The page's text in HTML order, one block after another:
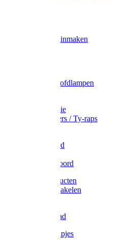
Wecken & inmaken
Zak- & Hoofdlampen
Tape en folie
Kabelbinders / Ty-raps
Metselkoord
Elastisch koord
Afdekproducten
Heffen en takelen
Waslijndraad
Simplexknipjes